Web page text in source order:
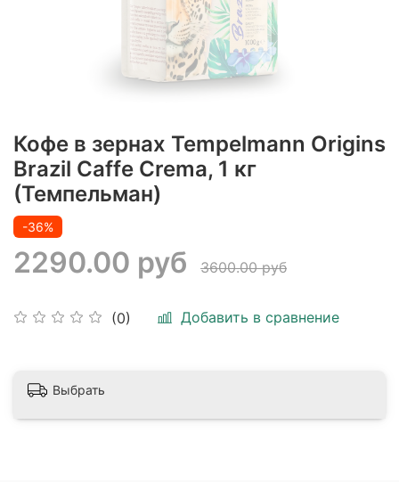
Кофе в зернах Tempelmann Origins
Brazil Caffe Crema, 1 кг
(Темпельман)
(0) Добавить в сравнение
-36%
2290.00 руб 3600.00 руб
Выбрать